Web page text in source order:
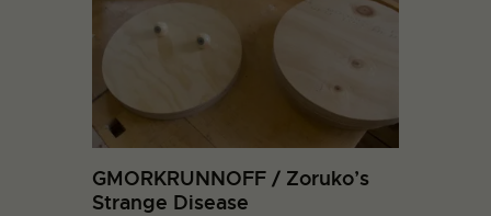
GMORKRUNNOFF / Zoruko’s
Strange Disease